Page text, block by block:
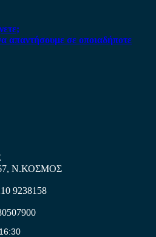
απαντήσουμε σε οποιαδήποτε
Ν.ΚΟΣΜΟΣ
9238158